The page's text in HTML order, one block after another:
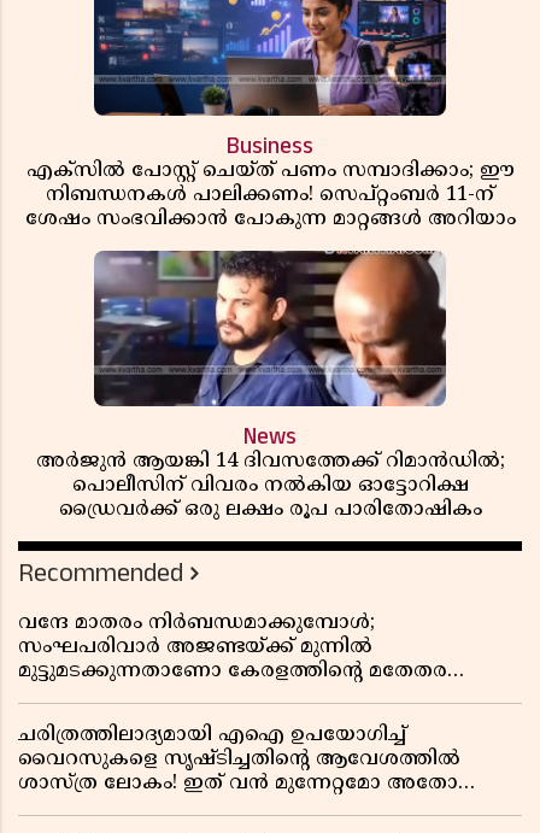
Business
എക്സിൽ പോസ്റ്റ് ചെയ്ത് പണം സമ്പാദിക്കാം; ഈ
നിബന്ധനകൾ പാലിക്കണം! സെപ്റ്റംബർ 11-ന്
ശേഷം സംഭവിക്കാൻ പോകുന്ന മാറ്റങ്ങൾ അറിയാം
News
അർജുൻ ആയങ്കി 14 ദിവസത്തേക്ക് റിമാൻഡിൽ;
പൊലീസിന് വിവരം നൽകിയ ഓട്ടോറിക്ഷ
ഡ്രൈവർക്ക് ഒരു ലക്ഷം രൂപ പാരിതോഷികം
Recommended
വന്ദേ മാതരം നിർബന്ധമാക്കുമ്പോൾ;
സംഘപരിവാർ അജണ്ടയ്ക്ക് മുന്നിൽ
മുട്ടുമടക്കുന്നതാണോ കേരളത്തിന്റെ മതേതര
ചരിത്രത്തിലാദ്യമായി എഐ ഉപയോഗിച്ച്
വൈറസുകളെ സൃഷ്ടിച്ചതിന്റെ ആവേശത്തിൽ
ശാസ്ത്ര ലോകം! ഇത് വൻ മുന്നേറ്റമോ അതോ